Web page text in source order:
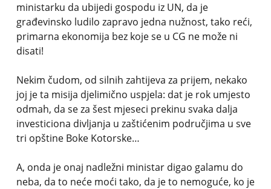
ministarku da ubijedi gospodu iz UN, da je
građevinsko ludilo zapravo jedna nužnost, tako reći,
primarna ekonomija bez koje se u CG ne može ni
disati!
Nekim čudom, od silnih zahtijeva za prijem, nekako
joj je ta misija djelimično uspjela: dat je rok umjesto
odmah, da se za šest mjeseci prekinu svaka dalja
investiciona divljanja u zaštićenim područjima u sve
tri opštine Boke Kotorske…
A, onda je onaj nadležni ministar digao galamu do
neba, da to neće moći tako, da je to nemoguće, ko je